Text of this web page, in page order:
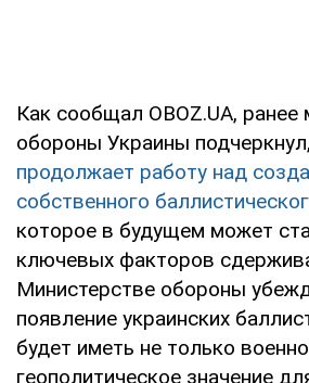
Как сообщал OBOZ.UA, ранее
обороны Украины
продолжает работу над
собственного
которое в будущем может
ключевых факторов
Министерстве обороны
появление украинских
будет иметь не только
геополитическое значение